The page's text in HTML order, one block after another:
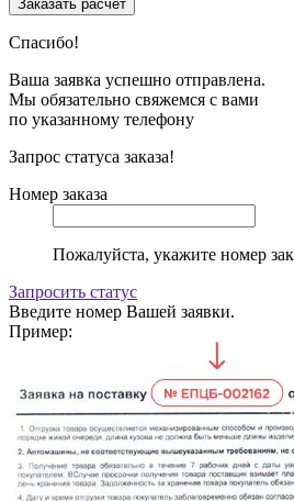
Спасибо!
Ваша заявка успешно отправлена.
Мы обязательно свяжемся с вами
по указанному телефону
Запрос статуса заказа!
Номер заказа
Пожалуйста, укажите номер
Запросить статус
Введите номер Вашей заявки.
Пример: